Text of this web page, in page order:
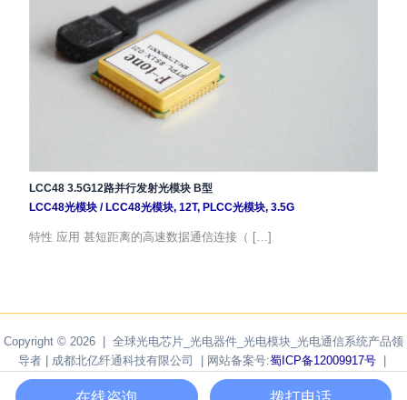
LCC48 3.5G12路并行发射光模块 B型
LCC48光模块/ LCC48光模块, 12T, PLCC光模块, 3.5G
特性 应用 甚短距离的高速数据通信连接（ […]
Copyright © 2026 | 全球光电芯片_光电器件_光电模块_光电通信系统产品领
导者 | 成都北亿纤通科技有限公司 | 网站备案号:蜀ICP备12009917号|
Powered byF-tone Networks